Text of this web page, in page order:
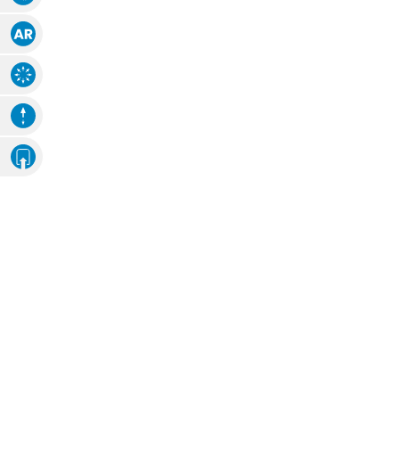
Augmented Reality
Explosions-Zeichnung
Animation
Eigenes Ambiente